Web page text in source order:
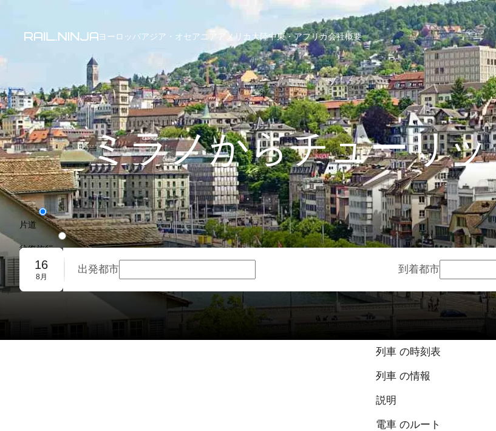
ヨーロッパアジア・オセアニア アメリカ大陸中東・アフリカ会社概要
ミラノからチューリ
片道
往復旅行
団体予約
16
8月
出発都市 到着都市
列車 の時刻表
列車 の情報
説明
電車 のルート
9.2 / 10 点、75